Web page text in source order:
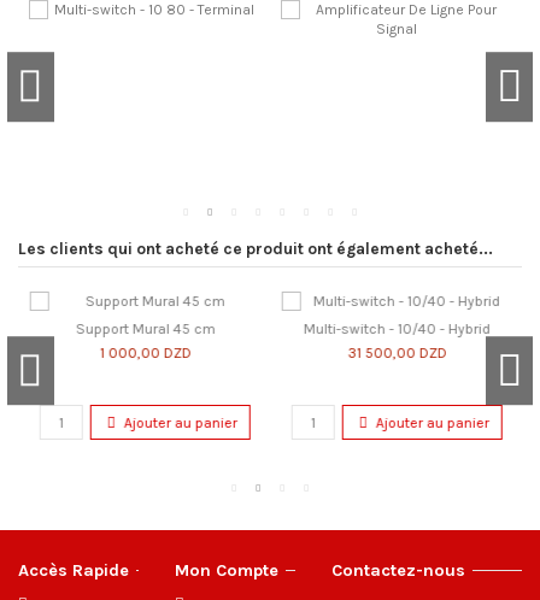
Les clients qui ont acheté ce produit ont également acheté...
Support Mural 45 cm
1 000,00 DZD
Ajouter au panier
Multi-switch - 10/40 - Hybrid
31 500,00 DZD
Ajouter au panier
Accès Rapide Mon Compte Contactez-nous